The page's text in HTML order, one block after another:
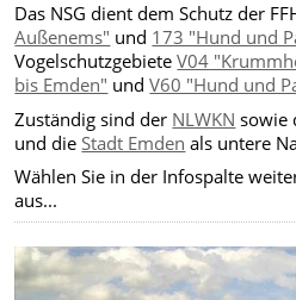
Das NSG dient dem Schutz der
Außenems" und 173 "Hund und
Vogelschutzgebiete V04
bis Emden" undV60 "Hund und
Zuständig sind der NLWKN sowie
und dieStadt Emden als untere
Wählen Sie in der Infospalte
aus...